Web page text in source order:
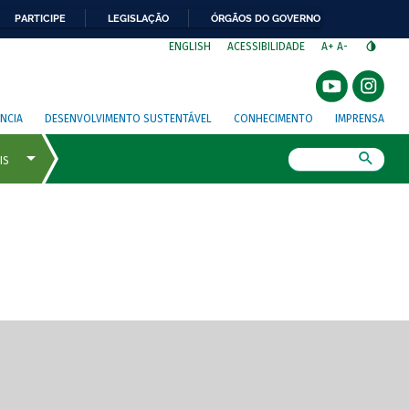
PARTICIPE LEGISLAÇÃO ÓRGÃOS DO GOVERNO
ENGLISH ACESSIBILIDADE A+ A-
DESENVOLVIMENTO SUSTENTÁVEL CONHECIMENTO IMPRENSA
de tela